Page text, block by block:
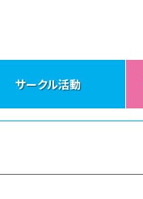
サークル活動